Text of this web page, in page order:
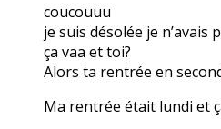
coucouuu
je suis désolée je n’avais
ça vaa et toi?
Alors ta rentrée en
Ma rentrée était lundi et